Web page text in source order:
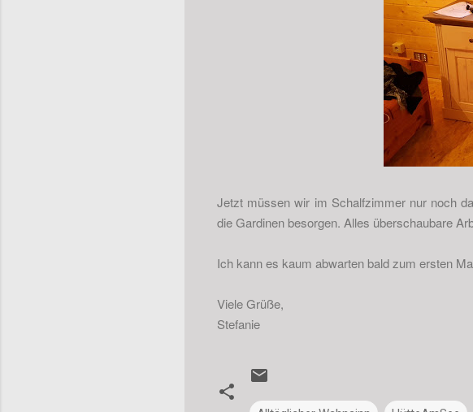
Jetzt müssen wir im Schalfzimmer nur noch
die Gardinen besorgen. Alles überschaubare
Ich kann es kaum abwarten bald zum ersten
Viele Grüße,
Stefanie